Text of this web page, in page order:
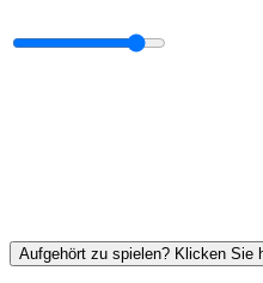
Aufgehört zu spielen? Klicken Sie